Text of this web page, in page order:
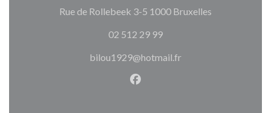
Rue de Rollebeek 3-5 1000 Bruxelles
02 512 29 99
bilou1929@hotmail.fr
Facebook ((abre numa nova